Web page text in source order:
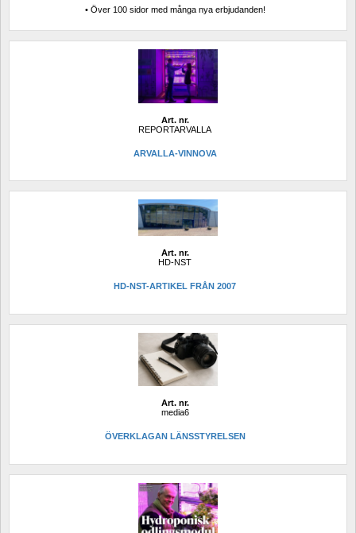
• Över 100 sidor med många nya erbjudanden!
Art. nr.
REPORTARVALLA
ARVALLA-VINNOVA
Art. nr.
HD-NST
HD-NST-ARTIKEL FRÅN 2007
Art. nr.
media6
ÖVERKLAGAN LÄNSSTYRELSEN